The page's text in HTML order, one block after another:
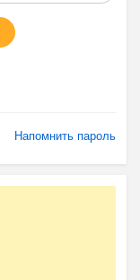
Напомнить пароль